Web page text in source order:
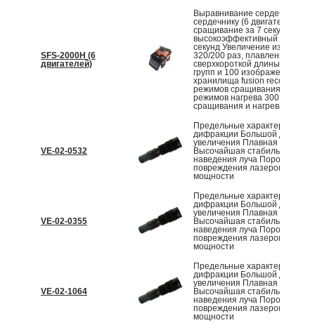
SFS-2000H (6
двигателей)
Выравнивание сердечника по
сердечнику (6 двигателей)
сращивание за 7 секунд,
высокоэффективный нагрев
секунд Увеличение
320/200 раз, плавление 5 мм
сверхкороткой длины скола
групп и 100 изображений
хранилища fusion records 300
режимов сращивания, 100
режимов нагрева 300 циклов
сращивания и нагрева...
VE-02-0532
Предельные характеристики
дифракции Большой
увеличения Плавная
Высочайшая стабильность
наведения луча Порог
повреждения лазером
мощности
VE-02-0355
Предельные характеристики
дифракции Большой
увеличения Плавная
Высочайшая стабильность
наведения луча Порог
повреждения лазером
мощности
VE-02-1064
Предельные характеристики
дифракции Большой
увеличения Плавная
Высочайшая стабильность
наведения луча Порог
повреждения лазером
мощности